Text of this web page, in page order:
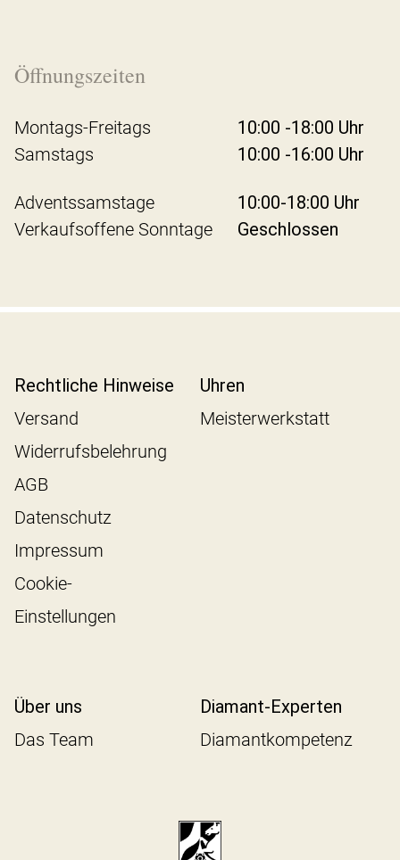
Öffnungszeiten
Montags-Freitags
10:00 -18:00 Uhr
Samstags
10:00 -16:00 Uhr
Adventssamstage
10:00-18:00 Uhr
Verkaufsoffene Sonntage
Geschlossen
Rechtliche Hinweise
Versand
Widerrufsbelehrung
AGB
Datenschutz
Impressum
Cookie-
Einstellungen
Uhren
Meisterwerkstatt
Über uns
Das Team
Diamant-Experten
Diamantkompetenz